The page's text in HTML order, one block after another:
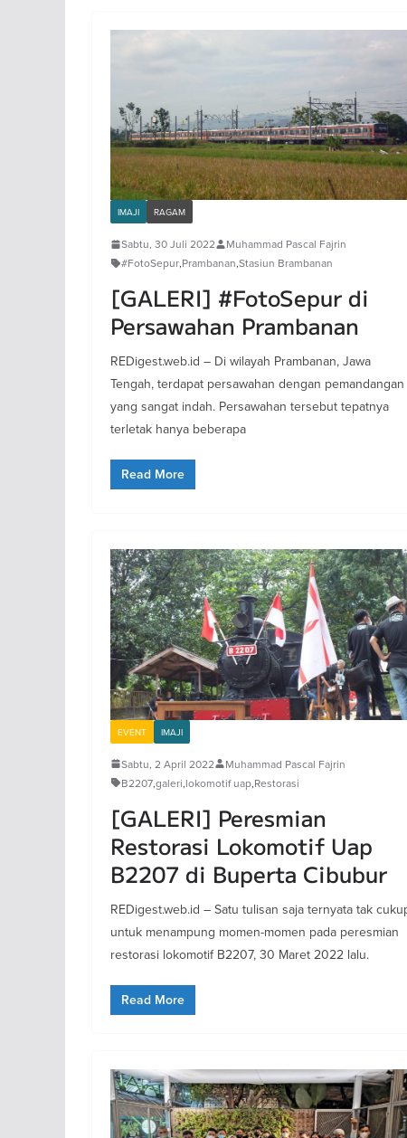
IMAJI RAGAM
Sabtu, 30 Juli 2022
Muhammad Pascal Fajrin
#FotoSepur,Prambanan,Stasiun Brambanan
[GALERI] #FotoSepur di
Persawahan Prambanan
REDigest.web.id – Di wilayah Prambanan, Jawa
Tengah, terdapat persawahan dengan pemandangan
yang sangat indah. Persawahan tersebut tepatnya
terletak hanya beberapa
Read More
EVENT IMAJI
Sabtu, 2 April 2022
Muhammad Pascal Fajrin
B2207,galeri,lokomotif uap,Restorasi
[GALERI] Peresmian
Restorasi Lokomotif Uap
B2207 di Buperta Cibubur
REDigest.web.id – Satu tulisan saja ternyata tak
untuk menampung momen-momen pada peresmian
restorasi lokomotif B2207, 30 Maret 2022 lalu.
Read More